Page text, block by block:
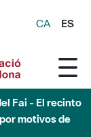
CA ES
Fai - El recinto
motivos de